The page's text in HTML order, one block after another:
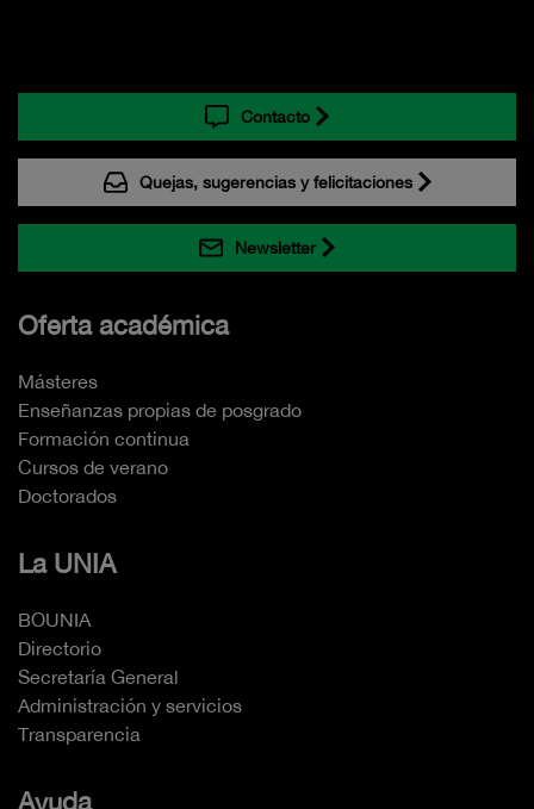
Contacto
Quejas, sugerencias y felicitaciones
Newsletter
Oferta académica
Másteres
Enseñanzas propias de posgrado
Formación continua
Cursos de verano
Doctorados
La UNIA
BOUNIA
Directorio
Secretaría General
Administración y servicios
Transparencia
Ayuda